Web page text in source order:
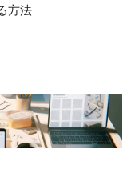
方法